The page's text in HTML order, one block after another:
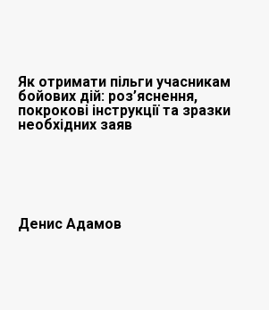
Як отримати пільги учасникам
бойових дій: роз’яснення,
покрокові інструкції та зразки
необхідних заяв
Денис Адамов